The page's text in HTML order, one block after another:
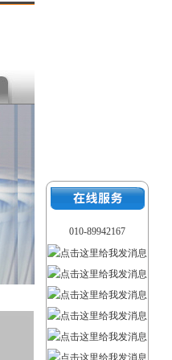
010-89942167